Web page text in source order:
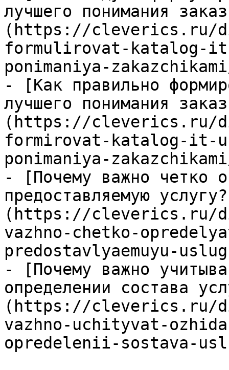
лучшего понимания
(https://cleverics.ru/
formulirovat-katalog-
ponimaniya-
- [Как правильно
лучшего понимания
(https://cleverics.ru/
formirovat-katalog-it-
ponimaniya-
- [Почему важно четко
предоставляемую
(https://cleverics.ru/
vazhno-chetko-
predostavlyaemuyu-
- [Почему важно
определении состава
(https://cleverics.ru/
vazhno-uchityvat-
opredelenii-sostava-